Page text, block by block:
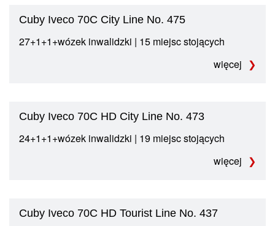
Cuby Iveco 70C City Line No. 475
27+1+1+wózek inwalidzki | 15 miejsc stojących
więcej
Cuby Iveco 70C HD City Line No. 473
24+1+1+wózek inwalidzki | 19 miejsc stojących
więcej
Cuby Iveco 70C HD Tourist Line No. 437